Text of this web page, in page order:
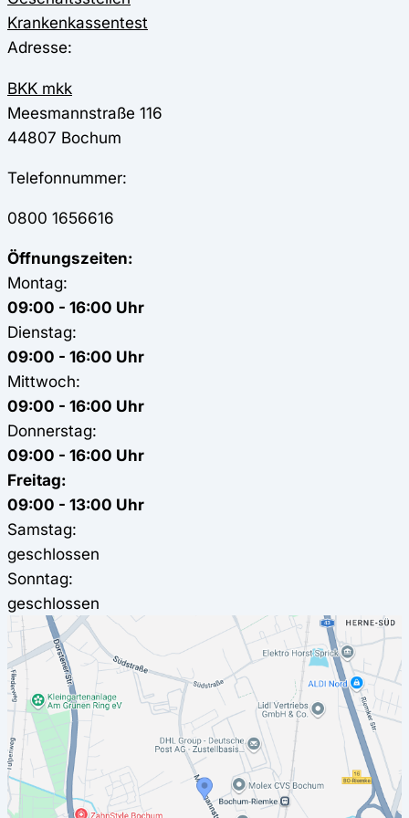
Krankenkassentest
Adresse:
BKK mkk
Meesmannstraße 116
44807 Bochum
Telefonnummer:
0800 1656616
Öffnungszeiten:
Montag:
09:00 - 16:00 Uhr
Dienstag:
09:00 - 16:00 Uhr
Mittwoch:
09:00 - 16:00 Uhr
Donnerstag:
09:00 - 16:00 Uhr
Freitag:
09:00 - 13:00 Uhr
Samstag:
geschlossen
Sonntag:
geschlossen